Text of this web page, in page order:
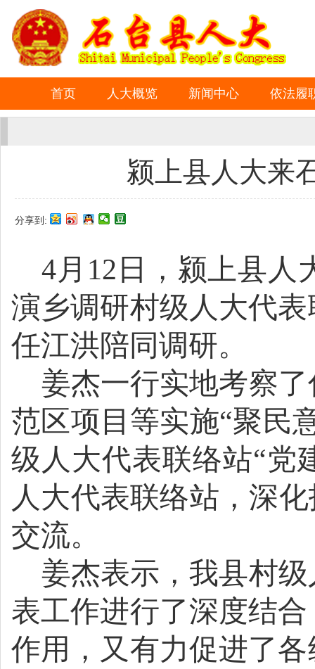
首页 人大概览 新闻中心 依法履
颍上县人大来
分享到:
4月12日，颍上县人
演乡调研村级 人大代
任江洪陪同调研。
姜杰一行实地考察了
范区项目等实施“聚民
级人大代表联络站“党
人大代表联络站 ，深
交流。
姜杰表示，我县村
表工作进行了深度结
作用，又有力促进了